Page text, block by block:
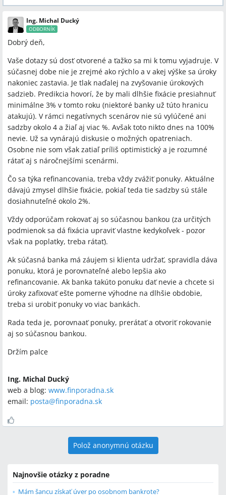
Ing. Michal Ducký
ODBORNÍK
Dobrý deň,
Vaše dotazy sú dosť otvorené a ťažko sa mi k tomu vyjadruje. V
súčasnej dobe nie je zrejmé ako rýchlo a v akej výške sa úroky
nakoniec zastavia. Je tlak naďalej na zvyšovanie úrokových
sadzieb. Predikcia hovorí, že by mali dlhšie fixácie presiahnuť
minimálne 3% v tomto roku (niektoré banky už túto hranicu
atakujú). V rámci negatívnych scenárov nie sú vylúčené ani
sadzby okolo 4 a žiaľ aj viac %. Avšak toto nikto dnes na 100%
nevie. Už sa vynárajú diskusie o možných opatreniach.
Osobne nie som však zatiaľ príliš optimistický a je rozumné
rátať aj s náročnejšími scenármi.
Čo sa týka refinancovania, treba vždy zvážiť ponuky. Aktuálne
dávajú zmysel dlhšie fixácie, pokiaľ teda tie sadzby sú stále
dosiahnuteľné okolo 2%.
Vždy odporúčam rokovať aj so súčasnou bankou (za určitých
podmienok sa dá fixácia upraviť vlastne kedykoľvek - pozor
však na poplatky, treba rátať).
Ak súčasná banka má záujem si klienta udržať, spravidla dáva
ponuku, ktorá je porovnateľné alebo lepšia ako
refinancovanie. Ak banka takúto ponuku dať nevie a chcete si
úroky zafixovať ešte pomerne výhodne na dlhšie obdobie,
treba si urobiť ponuky vo viac bankách.
Rada teda je, porovnaať ponuky, prerátať a otvoriť rokovanie
aj so súčasnou bankou.
Držím palce
Ing. Michal Ducký
web a blog: www.finporadna.sk
email: posta@finporadna.sk
Polož anonymnú otázku
Najnovšie otázky z poradne
Mám šancu získať úver po osobnom bankrote?